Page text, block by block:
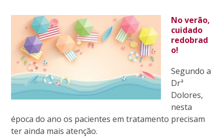
No verão,
cuidado
redobrad
o!
Segundo a
Drª
Dolores,
nesta
época do ano os pacientes em tratamento precisam
ter ainda mais atenção.